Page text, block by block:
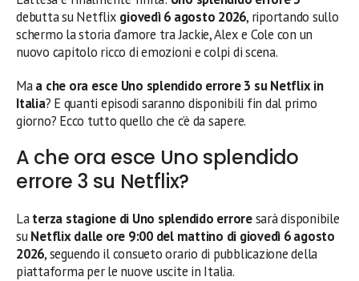
debutta su Netflix giovedì 6 agosto 2026, riportando sullo
schermo la storia d’amore tra Jackie, Alex e Cole con un
nuovo capitolo ricco di emozioni e colpi di scena.
Maa che ora esce Uno splendido errore 3 su Netflix in
Italia? E quanti episodi saranno disponibili fin dal primo
giorno? Ecco tutto quello che c’è da sapere.
A che ora esce Uno splendido
errore 3 su Netflix?
Laterza stagione di Uno splendido erroresarà disponibile
suNetflix dalle ore 9:00 del mattino di giovedì 6 agosto
2026, seguendo il consueto orario di pubblicazione della
piattaforma per le nuove uscite in Italia.